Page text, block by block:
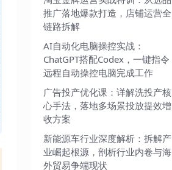
推广落地爆款打造，店铺运营全
链路拆解
AI自动化电脑操控实战：
ChatGPT搭配Codex，一键指令
远程自动操控电脑完成工作
广告投产优化课：详解洗投产核
心手法，落地多场景投放提效增
收方案
新能源车行业深度解析：拆解产
业崛起根源，剖析行业内卷与海
外贸易争端现状